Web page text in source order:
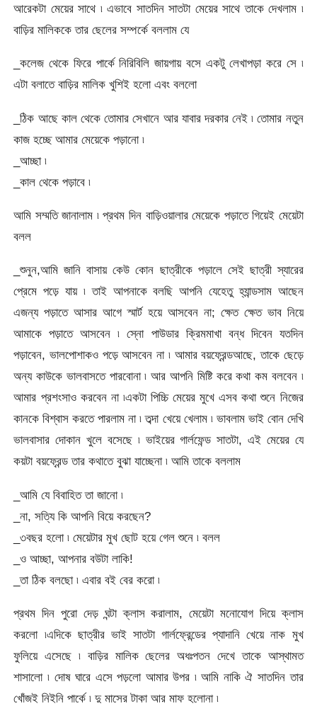
আরেকটা মেয়ের সাথে ৷ এভাবে সাতদিন সাতটা মেয়ের সাথে তাকে দেখলাম ৷
বাড়ির মালিককে তার ছেলের সম্পর্কে বললাম যে
_কলেজ থেকে ফিরে পার্কে নিরিবিলি জায়গায় বসে একটু লেখাপড়া করে সে ৷
এটা বলাতে বাড়ির মালিক খুশিই হলো এবং বললো
_ঠিক আছে কাল থেকে তোমার সেখানে আর যাবার দরকার নেই ৷ তোমার নতুন
কাজ হচ্ছে আমার মেয়েকে পড়ানো ৷
_আচ্ছা ৷
_কাল থেকে পড়াবে ৷
আমি সম্মতি জানালাম ৷ প্রথম দিন বাড়িওয়ালার মেয়েকে পড়াতে গিয়েই মেয়েটা
বলল
_শুনুন,আমি জানি বাসায় কেউ কোন ছাত্রীকে পড়ালে সেই ছাত্রী স্যারের
প্রেমে পড়ে যায় ৷ তাই আপনাকে বলছি আপনি যেহেতু হ্যান্ডসাম আছেন
এজন্য পড়াতে আসার আগে স্মার্ট হয়ে আসবেন না; ক্ষেত ক্ষেত ভাব নিয়ে
আমাকে পড়াতে আসবেন ৷ স্নো পাউডার ক্রিমমাখা বন্ধ দিবেন যতদিন
পড়াবেন, ভালপোশাকও পড়ে আসবেন না ৷ আমার বয়ফ্রেন্ডআছে, তাকে ছেড়ে
অন্য কাউকে ভালবাসতে পারবোনা ৷ আর আপনি মিষ্টি করে কথা কম বলবেন ৷
আমার প্রশংসাও করবেন না ৷একটা পিচ্চি মেয়ের মুখে এসব কথা শুনে নিজের
কানকে বিশ্বাস করতে পারলাম না ৷ তব্দা খেয়ে খেলাম ৷ ভাবলাম ভাই বোন দেখি
ভালবাসার দোকান খুলে বসেছে ৷ ভাইয়ের গার্লফেন্ড সাতটা, এই মেয়ের যে
কয়টা বয়ফ্রেন্ড তার কথাতে বুঝা যাচ্ছেনা ৷ আমি তাকে বললাম
_আমি যে বিবাহিত তা জানো ৷
_না, সত্যি কি আপনি বিয়ে করছেন?
_৩বছর হলো ৷ মেয়েটার মুখ ছোট হয়ে গেল শুনে ৷ বলল
_ও আচ্ছা, আপনার বউটা লাকি!
_তা ঠিক বলছো ৷ এবার বই বের করো ৷
প্রথম দিন পুরো দেড় ঘন্টা ক্লাস করালাম, মেয়েটা মনোযোগ দিয়ে ক্লাস
করলো ৷এদিকে ছাত্রীর ভাই সাতটা গার্লফ্রেন্ডের প্যাদানি খেয়ে নাক মুখ
ফুলিয়ে এসেছে ৷ বাড়ির মালিক ছেলের অধঃপতন দেখে তাকে আস্থামত
শাসালো ৷ দোষ ঘারে এসে পড়লো আমার উপর ৷ আমি নাকি ঐ সাতদিন তার
খোঁজই নিইনি পার্কে ৷ দু মাসের টাকা আর মাফ হলোনা ৷